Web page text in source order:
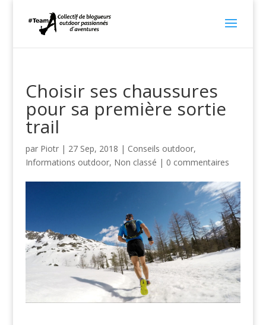
Choisir ses chaussures
pour sa première sortie
trail
par Piotr| 27 Sep, 2018 | Conseils outdoor,
Informations outdoor, Non classé | 0 commentaires